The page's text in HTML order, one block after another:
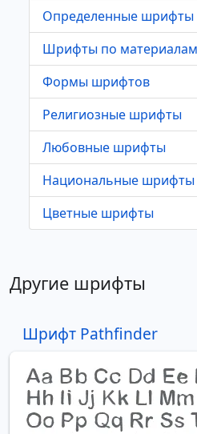
Определенные шрифты
Шрифты по материалам
Формы шрифтов
Религиозные шрифты
Любовные шрифты
Национальные шрифты
Цветные шрифты
Другие шрифты
Шрифт Pathfinder